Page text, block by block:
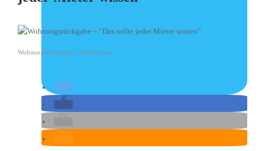
Wohnungsuebergabe | fotolia.com